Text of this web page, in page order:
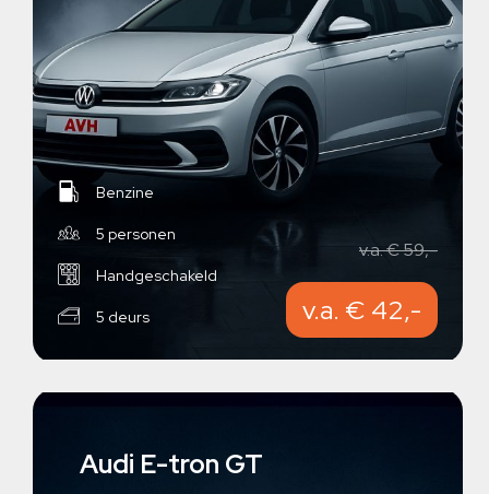
Benzine
5 personen
Handgeschakeld
5 deurs
v.a. € 59,-
v.a. € 42,-
Audi E-tron GT